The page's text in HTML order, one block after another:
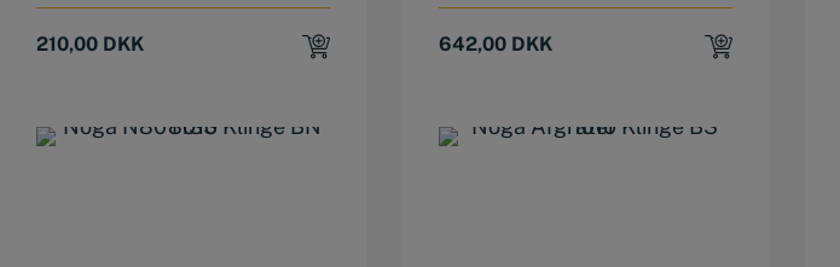
210,00 DKK 642,00 DKK